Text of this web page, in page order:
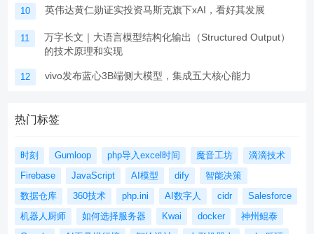
10 英伟达黄仁勋证实投资马斯克旗下xAI，看好其发展
11
万字长文｜大语言模型结构化输出（Structured Output）
的技术原理和实现
12 vivo发布蓝心3B端侧大模型，集成五大核心能力
热门标签
时刻 Gumloop php导入excel时间 魔音工坊
滴滴技术
Firebase
JavaScript AI模型 dify
智能决策
数据仓库
360技术 php.ini AI数字人 cidr
Salesforce
机器人厨师
如何选择服务器 Kwai docker
神州鲲泰